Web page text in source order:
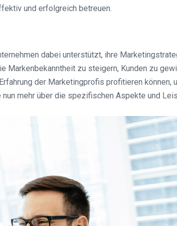
und erfolgreich betreuen.
dabei unterstützt, ihre
zu steigern, Kunden zu
der Marketingprofis profitieren können,
mehr über die spezifischen Aspekte und